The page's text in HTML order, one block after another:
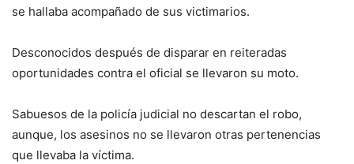
se hallaba acompañado de sus victimarios.
Desconocidos después de disparar en reiteradas
oportunidades contra el oficial se llevaron su moto.
Sabuesos de la policía judicial no descartan el robo,
aunque, los asesinos no se llevaron otras pertenencias
que llevaba la víctima.